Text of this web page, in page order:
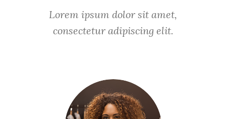
Lorem ipsum dolor sit amet,
consectetur adipiscing elit.